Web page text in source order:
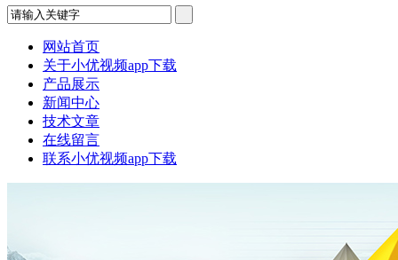
网站首页
关于小优视频app下载
产品展示
新闻中心
技术文章
在线留言
联系小优视频app下载